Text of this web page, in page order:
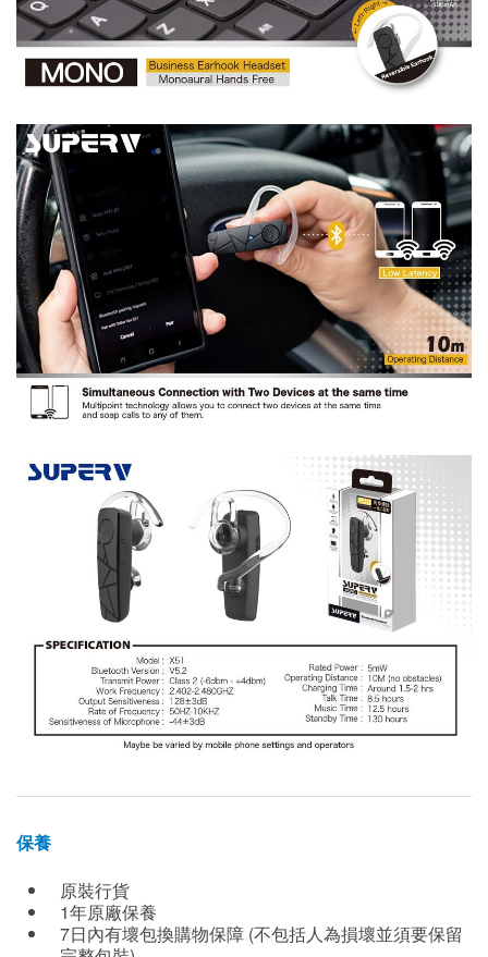
保養
原裝行貨
1年原廠保養
7日內有壞包換購物保障 (不包括人為損壞並須要保留